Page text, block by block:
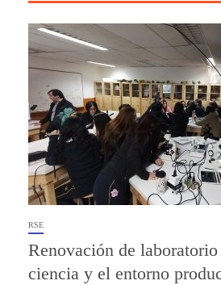
RSE
Renovación de laboratorio
ciencia y el entorno